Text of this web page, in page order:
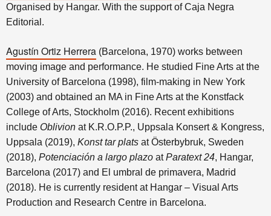
Organised by Hangar. With the support of Caja Negra
Editorial.
Agustín Ortiz Herrera (Barcelona, 1970) works between
moving image and performance. He studied Fine Arts at the
University of Barcelona (1998), film-making in New York
(2003) and obtained an MA in Fine Arts at the Konstfack
College of Arts, Stockholm (2016). Recent exhibitions
include Oblivion at K.R.O.P.P., Uppsala Konsert & Kongress,
Uppsala (2019), Konst tar plats at Österbybruk, Sweden
(2018), Potenciación a largo plazo atParatext 24, Hangar,
Barcelona (2017) and El umbral de primavera, Madrid
(2018). He is currently resident at Hangar – Visual Arts
Production and Research Centre in Barcelona.